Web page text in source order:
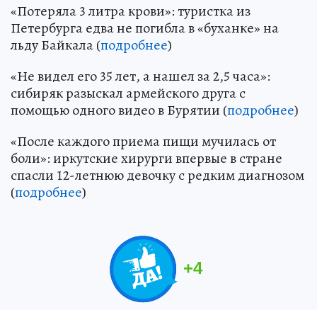
«Потеряла 3 литра крови»: туристка из
Петербурга едва не погибла в «буханке» на
льду Байкала (подробнее)
«Не видел его 35 лет, а нашел за 2,5 часа»:
сибиряк разыскал армейского друга с
помощью одного видео в Бурятии (подробнее)
«После каждого приема пищи мучилась от
боли»: иркутские хирурги впервые в стране
спасли 12-летнюю девочку с редким диагнозом
(подробнее)
+4